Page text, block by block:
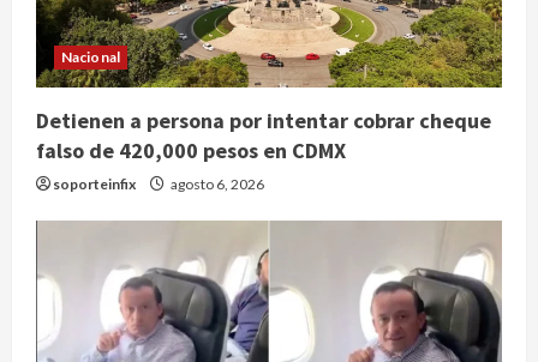
Nacional
Detienen a persona por intentar cobrar cheque
falso de 420,000 pesos en CDMX
soporteinfix agosto 6, 2026